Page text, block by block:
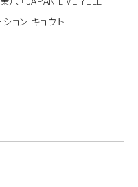
ョン キョウト